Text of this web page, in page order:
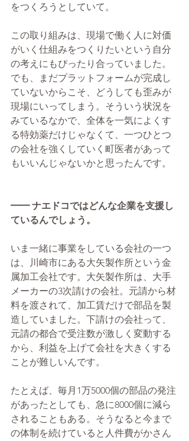
をつくろうとしていて。
この取り組みは、現場で働く人に対価
がいく仕組みをつくりたいという自分
の考えにもぴったり合っていました。
でも、まだプラットフォームが完成し
ていないからこそ、どうしても歪みが
現場にいってしまう。そういう状況を
みているなかで、全体を一気によくす
る特効薬だけじゃなくて、一つひとつ
の会社を強くしていく町医者があって
もいいんじゃないかと思ったんです。
━━ ナエドコではどんな企業を支援し
ているんでしょう。
いま一緒に事業をしている会社の一つ
は、川崎市にある大矢製作所という金
属加工会社です。大矢製作所は、大手
メーカーの3次請けの会社。元請から材
料を渡されて、加工賃だけで部品を製
造していました。下請けの会社って、
元請の都合で受注数が激しく変動する
から、利益を上げて会社を大きくする
ことが難しいんです。
たとえば、毎月1万5000個の部品の発注
があったとしても、急に8000個に減ら
されることもある。そうなると今まで
の体制を続けていると人件費がかさん